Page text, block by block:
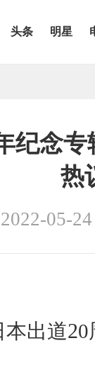
头条 明星
纪念
热
05-24
本出道20